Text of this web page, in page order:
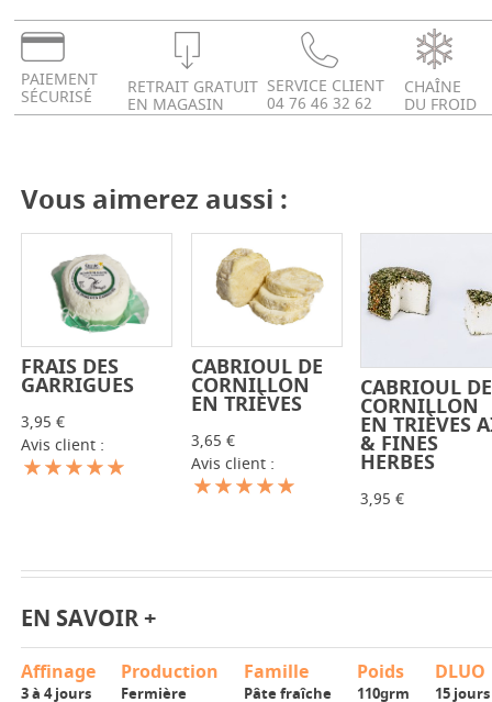
PAIEMENT
SÉCURISÉ RETRAIT GRATUIT
EN MAGASIN
SERVICE CLIENT
04 76 46 32 62
CHAÎNE
DU FROID
Vous aimerez aussi :
-
FRAIS DES
GARRIGUES
3,95 €
Avis client :
- +
CABRIOUL DE
CORNILLON
EN TRIÈVES
3,65 €
Avis client :
- +
CABRIOUL DE
CORNILLON
EN TRIÈVES
& FINES
HERBES
3,95 €
EN SAVOIR +
Affinage
3 à 4 jours
Production
Fermière
Famille
Pâte fraîche
Poids
110grm
DLUO
15 jours